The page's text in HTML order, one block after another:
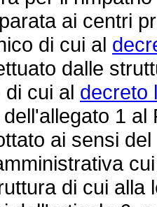
ai centri
di cui al
dalle
cui al decreto
1
ai sensi
di cui alla